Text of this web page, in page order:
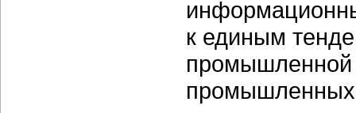
к единым
промышленной
промышленных